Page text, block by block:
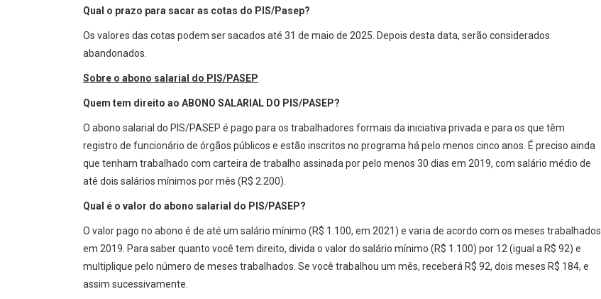
Qual o prazo para sacar as cotas do PIS/Pasep?
Os valores das cotas podem ser sacados até 31 de maio de 2025. Depois desta data, serão considerados
abandonados.
Sobre o abono salarial do PIS/PASEP
Quem tem direito ao ABONO SALARIAL DO PIS/PASEP?
O abono salarial do PIS/PASEP é pago para os trabalhadores formais da iniciativa privada e para os que têm
registro de funcionário de órgãos públicos e estão inscritos no programa há pelo menos cinco anos. É preciso ainda
que tenham trabalhado com carteira de trabalho assinada por pelo menos 30 dias em 2019, com salário médio de
até dois salários mínimos por mês (R$ 2.200).
Qual é o valor do abono salarial do PIS/PASEP?
O valor pago no abono é de até um salário mínimo (R$ 1.100, em 2021) e varia de acordo com os meses trabalhados
em 2019. Para saber quanto você tem direito, divida o valor do salário mínimo (R$ 1.100) por 12 (igual a R$ 92) e
multiplique pelo número de meses trabalhados. Se você trabalhou um mês, receberá R$ 92, dois meses R$ 184, e
assim sucessivamente.